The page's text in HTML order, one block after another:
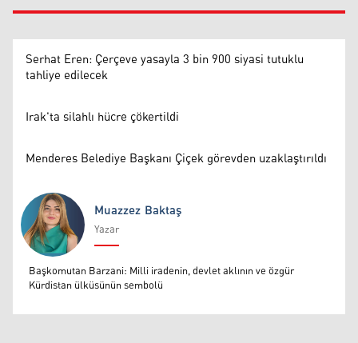
Serhat Eren: Çerçeve yasayla 3 bin 900 siyasi tutuklu
tahliye edilecek
Irak'ta silahlı hücre çökertildi
Menderes Belediye Başkanı Çiçek görevden uzaklaştırıldı
Muazzez Baktaş
Muazzez Baktaş
Yazar
Başkomutan Barzani: Milli iradenin, devlet aklının ve özgür
Kürdistan ülküsünün sembolü